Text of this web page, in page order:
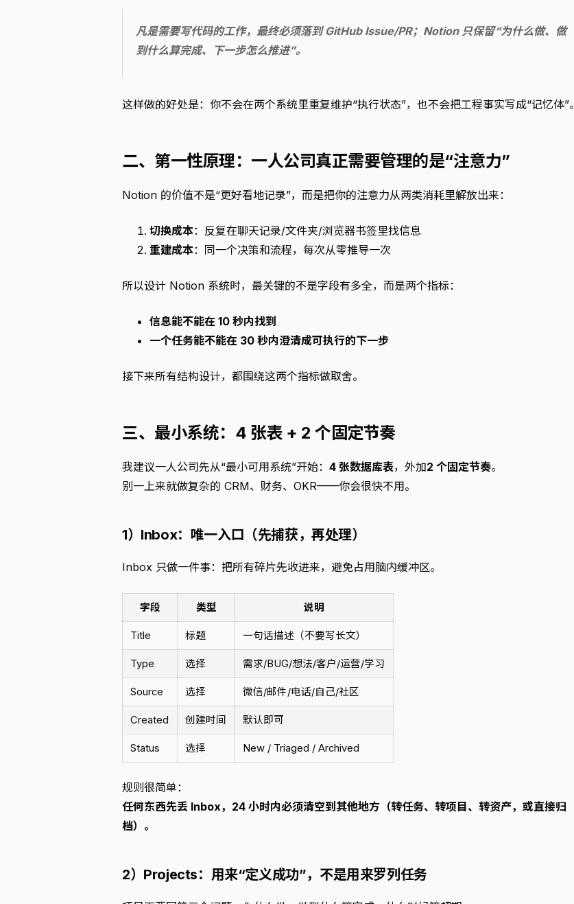
凡是需要写代码的工作，最终必须落到 GitHub Issue/PR；Notion 只保留“为什么做、做
到什么算完成、下一步怎么推进”。
这样做的好处是：你不会在两个系统里重复维护“执行状态”，也不会把工程事实写成“记忆体”。
二、第一性原理：一人公司真正需要管理的是“注意力”
Notion 的价值不是“更好看地记录”，而是把你的注意力从两类消耗里解放出来：
切换成本：反复在聊天记录/文件夹/浏览器书签里找信息
重建成本：同一个决策和流程，每次从零推导一次
所以设计 Notion 系统时，最关键的不是字段有多全，而是两个指标：
信息能不能在 10 秒内找到
一个任务能不能在 30 秒内澄清成可执行的下一步
接下来所有结构设计，都围绕这两个指标做取舍。
三、最小系统：4 张表 + 2 个固定节奏
我建议一人公司先从“最小可用系统”开始： 4 张数据库表，外加2 个固定节奏。
别一上来就做复杂的 CRM、财务、OKR——你会很快不用。
1）Inbox：唯一入口（先捕获，再处理）
Inbox 只做一件事：把所有碎片先收进来，避免占用脑内缓冲区。
字段 类型 说明
Title 标题 一句话描述（不要写长文）
Type 选择 需求/BUG/想法/客户/运营/学习
Source 选择 微信/邮件/电话/自己/社区
Created 创建时间 默认即可
Status 选择 New / Triaged / Archived
规则很简单：
任何东西先丢 Inbox，24 小时内必须清空到其他地方（转任务、转项目、转资产，或直接归
档）。
2）Projects：用来“定义成功”，不是用来罗列任务